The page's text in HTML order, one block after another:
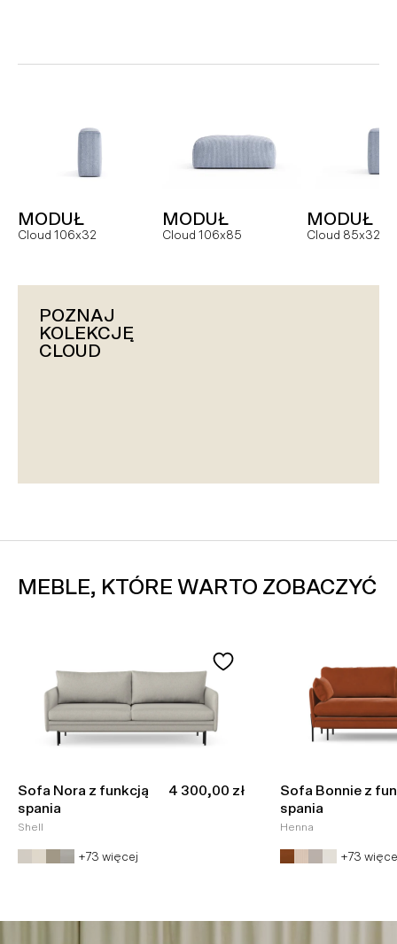
MODUŁ
Cloud 106x32
MODUŁ
Cloud 106x85
MODUŁ
Cloud 85x32
POZNAJ
KOLEKCJĘ
CLOUD
FOTEL
Slay
MODUŁ
Slay MC
MODUŁ
Slay ML
MEBLE, KTÓRE WARTO ZOBACZYĆ
Sofa Nora z funkcją
spania
Cena promocyjna
4 300,00 zł
Shell
+73 więcej
Sofa Bonnie z
spania
Henna
+73